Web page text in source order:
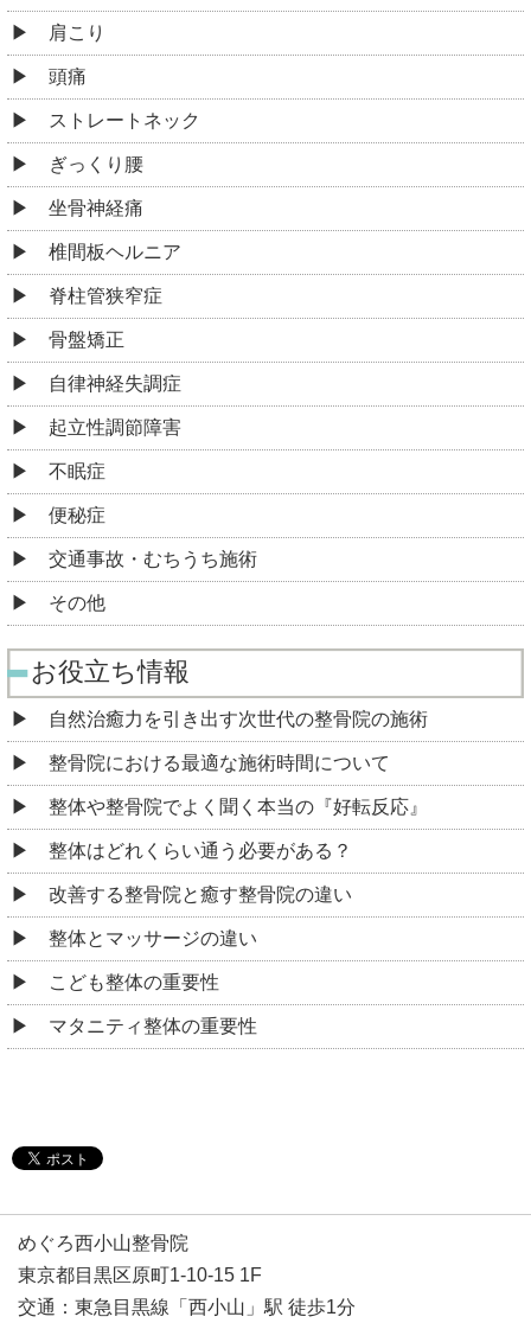
肩こり
頭痛
ストレートネック
ぎっくり腰
坐骨神経痛
椎間板ヘルニア
脊柱管狭窄症
骨盤矯正
自律神経失調症
起立性調節障害
不眠症
便秘症
交通事故・むちうち施術
その他
お役立ち情報
自然治癒力を引き出す次世代の整骨院の施術
整骨院における最適な施術時間について
整体や整骨院でよく聞く本当の『好転反応』
整体はどれくらい通う必要がある？
改善する整骨院と癒す整骨院の違い
整体とマッサージの違い
こども整体の重要性
マタニティ整体の重要性
めぐろ西小山整骨院
東京都目黒区原町1-10-15 1F
交通：東急目黒線「西小山」駅 徒歩1分